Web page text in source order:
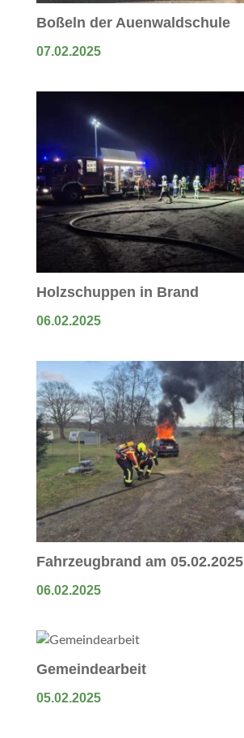
Boßeln der Auenwaldschule
07.02.2025
Holzschuppen in Brand
06.02.2025
Fahrzeugbrand am 05.02.2025
06.02.2025
Gemeindearbeit
05.02.2025